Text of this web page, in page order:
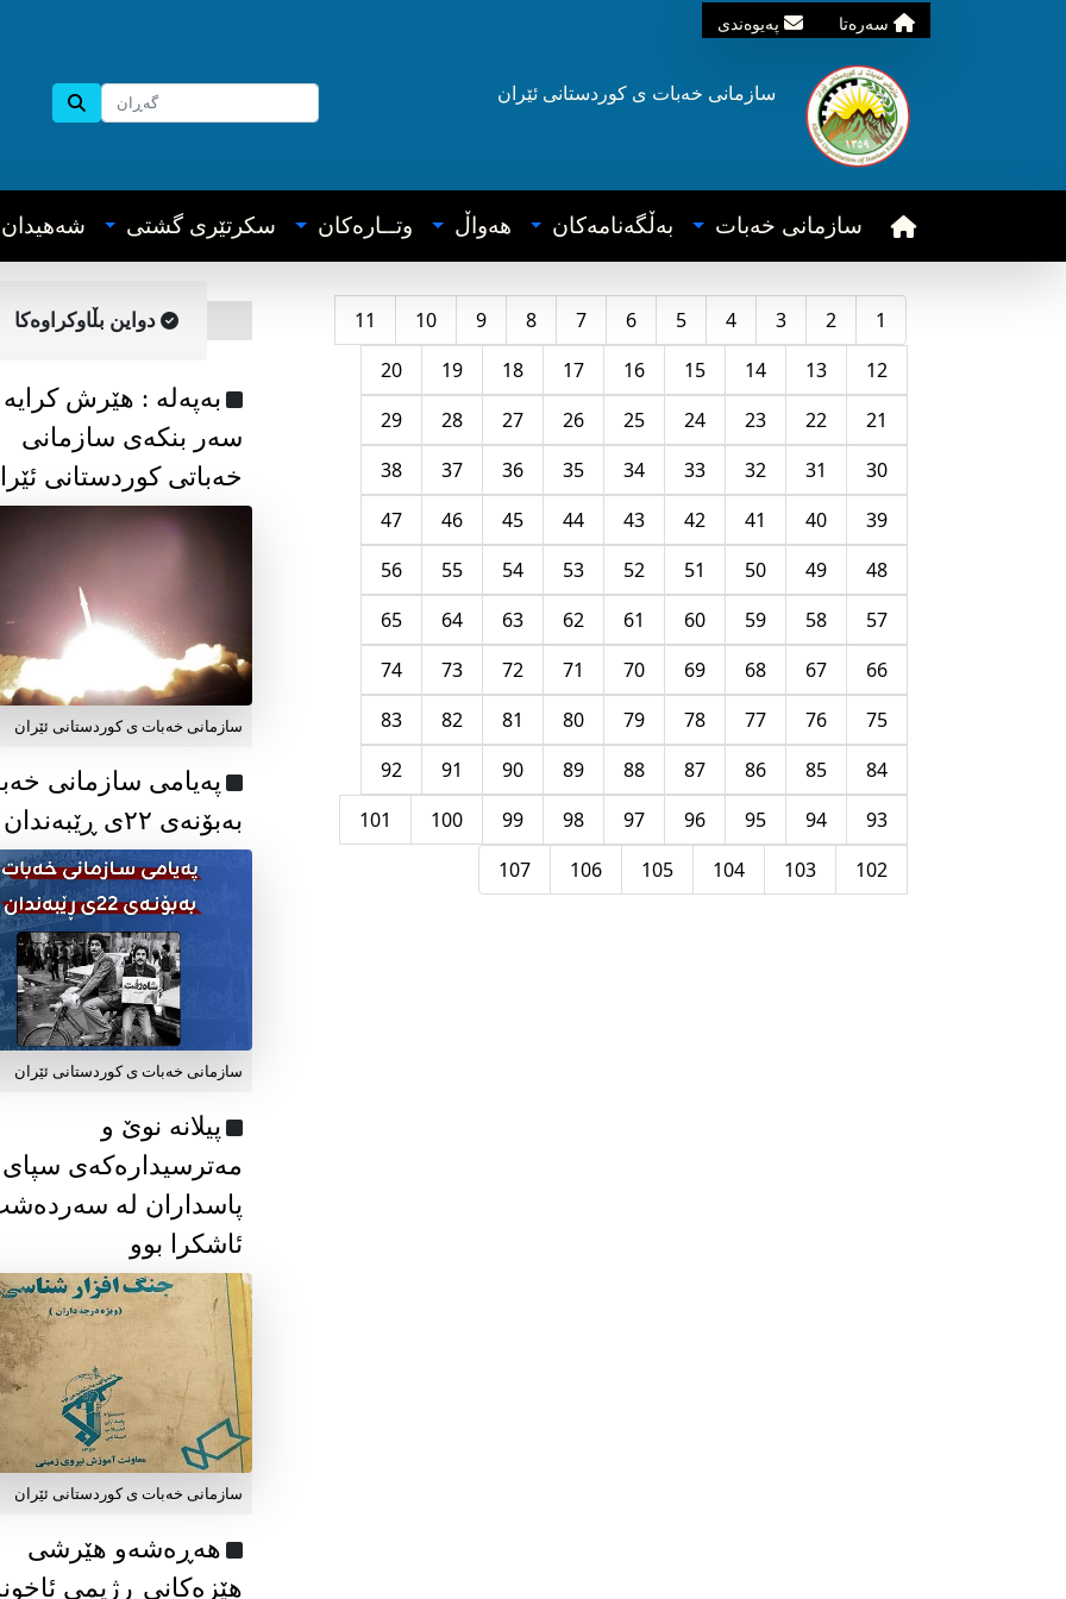
سه‌ره‌تا په‌یوه‌ندی
سازمانی خه‌بات ی کوردستانی ئێران
سازمانی خه‌بات به‌ڵگه‌نامه‌کان هه‌واڵ وتــاره‌کان سکرتێری گشتی شه‌هیدان
1
2
3
4
5
6
7
8
9
10
11
12
13
14
15
16
17
18
19
20
21
22
23
24
25
26
27
28
29
30
31
32
33
34
35
36
37
38
39
40
41
42
43
44
45
46
47
48
49
50
51
52
53
54
55
56
57
58
59
60
61
62
63
64
65
66
67
68
69
70
71
72
73
74
75
76
77
78
79
80
81
82
83
84
85
86
87
88
89
90
91
92
93
94
95
96
97
98
99
100
101
102
103
104
105
106
107
دواین بڵاوکراوه‌کا
به‌په‌له‌ : هێرش کرایە
سەر بنکەی سازمانی
خەباتی کوردستانی
سازمانی خەبات ی کوردستانی ئێران
پەیامی سازمانی
بەبۆنەی ۲۲ی ڕێبەندان
سازمانی خەبات ی كوردستانی ئێران
پیلانە نوێ و
مەترسیدارەکەی سپای
پاسداران لە
ئاشکرا بوو
سازمانی خەبات ی كوردستانی ئێران
هەڕەشەو هێرشی
هێزەکانی ڕژیمی